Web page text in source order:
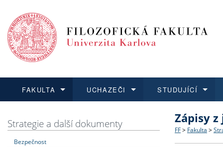
FAKULTA
Dozvědět se více
Struktura
UCHAZEČI
Podat přihlášku
Co
STUDUJÍCÍ
Dozvědět se více
Dozvědět se více
O vědě a
Dozvědět se více
Aktuální
Strategie a další dokumenty
Bezpečnost
Zápisy
FF > Fakulta >